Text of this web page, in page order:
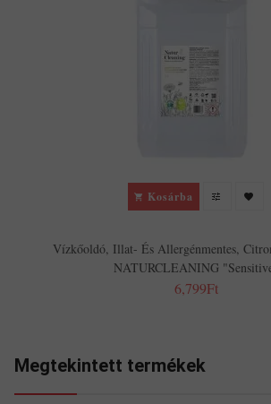
Kosárba
Vízkőoldó, Illat- És Allergénmentes,
NATURCLEANING
6,799Ft
Megtekintett termékek